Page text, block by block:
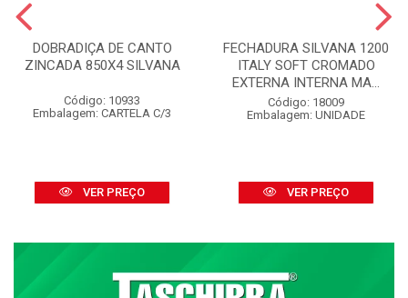
DOBRADIÇA DE CANTO
ZINCADA 850X4 SILVANA
Código: 10933
Embalagem: CARTELA C/3
VER PREÇO
FECHADURA SILVANA 1200
ITALY SOFT CROMADO
EXTERNA INTERNA MA...
Código: 18009
Embalagem: UNIDADE
VER PREÇO